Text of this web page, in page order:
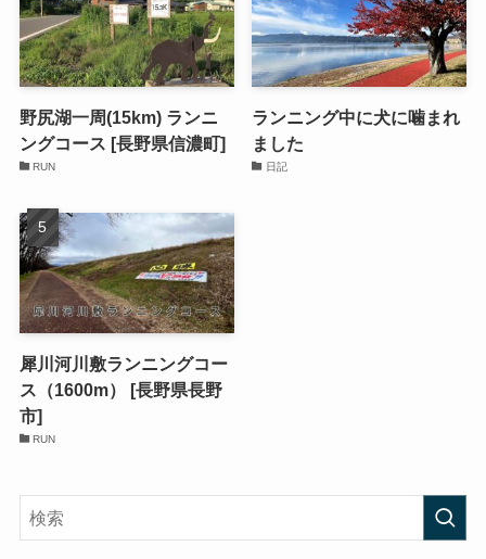
野尻湖一周(15km) ランニ
ングコース [長野県信濃町]
RUN
ランニング中に犬に噛まれ
ました
日記
犀川河川敷ランニングコー
ス（1600m） [長野県長野
市]
RUN